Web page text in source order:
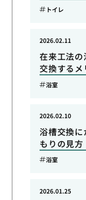
トイレ
在来工法
交換するメ
2026.02.11
浴室
浴槽交換
もりの見方
2026.02.10
浴室
2026.01.25